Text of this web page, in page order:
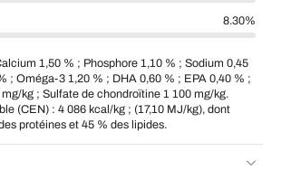
8.30%
1,50 % ; Phosphore 1,10 % ; Sodium 0,45
; Oméga-3 1,20 % ; DHA 0,60 % ; EPA 0,40 % ;
kg ; Sulfate de chondroïtine 1 100 mg/kg.
(CEN) : 4 086 kcal/kg ; (17,10 MJ/kg), dont
protéines et 45 % des lipides.